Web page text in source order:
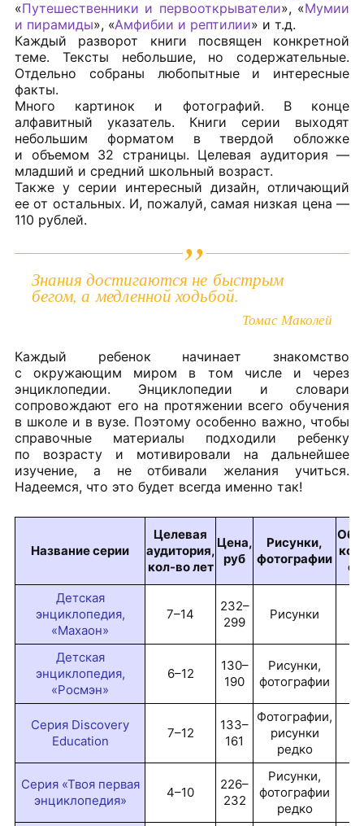
«Путешественники и первооткрыватели», «Мумии
и пирамиды», «Амфибии и рептилии» и т.д.
Каждый разворот книги посвящен конкретной
теме. Тексты небольшие, но содержательные.
Отдельно собраны любопытные и интересные
факты.
Много картинок и фотографий. В конце
алфавитный указатель. Книги серии выходят
небольшим форматом в твердой обложке
и объемом 32 страницы. Целевая аудитория —
младший и средний школьный возраст.
Также у серии интересный дизайн, отличающий
ее от остальных. И, пожалуй, самая низкая цена —
110 рублей.
Знания достигаются не быстрым
бегом, а медленной ходьбой.
Томас Маколей
Каждый ребенок начинает знакомство
с окружающим миром в том числе и через
энциклопедии. Энциклопедии и словари
сопровождают его на протяжении всего обучения
в школе и в вузе. Поэтому особенно важно, чтобы
справочные материалы подходили ребенку
по возрасту и мотивировали на дальнейшее
изучение, а не отбивали желания учиться.
Надеемся, что это будет всегда именно так!
Название серии
Целевая
аудитория,
кол-во лет
Цена,
руб
Рисунки,
фотографии
Детская
энциклопедия,
«Махаон»
7–14
232–
299
Рисунки
Детская
энциклопедия,
«Росмэн»
6–12
130–
190
Рисунки,
фотографии
Серия Discovery
Education
7–12
133–
161
Фотографии,
рисунки
редко
Серия «Твоя первая
энциклопедия»
4–10
226–
232
Рисунки,
фотографии
редко